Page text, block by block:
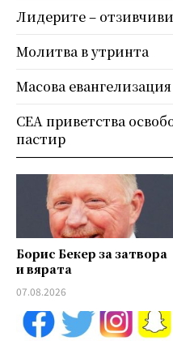
Борис Бекер за затвора
и вярата
07.08.2026
Лидерите –
Молитва в утринта
Масова
СЕА приветства
пастир